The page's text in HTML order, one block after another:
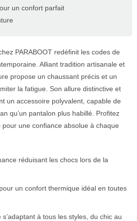
un confort parfait
PARABOOT redéfinit les codes de
Alliant tradition artisanale et
propose un chaussant précis et un
la fatigue. Son allure distinctive et
un accessoire polyvalent, capable de
qu’un pantalon plus habillé. Profitez
pour une confiance absolue à chaque
réduisant les chocs lors de la
un confort thermique idéal en toutes
à tous les styles, du chic au